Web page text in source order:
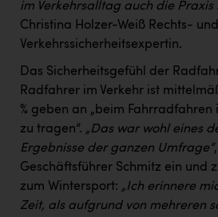
im Verkehrsalltag auch die Praxis
Christina Holzer-Weiß Rechts- und
Verkehrssicherheitsexpertin.
Das Sicherheitsgefühl der
Radfahrer im Verkehr ist
% geben an „beim Fahrradfahren
zu tragen“. „Das war wohl eines
Ergebnisse der ganzen Umfrage“
Geschäftsführer Schmitz ein und
zum Wintersport: „Ich erinnere
Zeit, als aufgrund von mehreren